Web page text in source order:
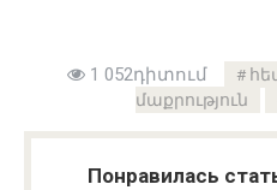
1 052դիտում
մաքրություն
Понравилась